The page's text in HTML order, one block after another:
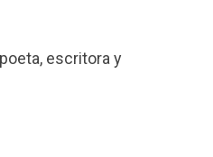
escritora y